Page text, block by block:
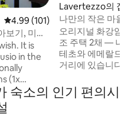
평점 4.99점(5점 만점), 후기 101
4.99 (101)
보기, 미누
It is
in the
(1x
a
with large
Lavertezzo의 집
나만의 작은 마을:
개의 루스티코
오리지널 화강암
조 주택 2채 — 나
테초와 에메랄드
거리에 있습니다. 여기에 다른 사람은 없습
반대편에는 폭포
귀뚜라미 소리 외
숙소의 인기 편의시